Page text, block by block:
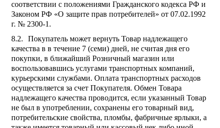
соответствии с положениями Гражданского кодекса РФ и
Законом РФ «О защите прав потребителей» от 07.02.1992
г. № 2300-1.
Покупатель может вернуть Товар надлежащего
качества в в течение 7 (семи) дней, не считая дня его
покупки, в ближайший Розничный магазин или
воспользовавшись услугами транспортных компаний,
курьерскими службами. Оплата транспортных расходов
осуществляется за счет Покупателя. Обмен Товара
надлежащего качества проводится, если указанный Товар
не был в употреблении, сохранены его товарный вид,
потребительские свойства, пломбы, фабричные ярлыки, а